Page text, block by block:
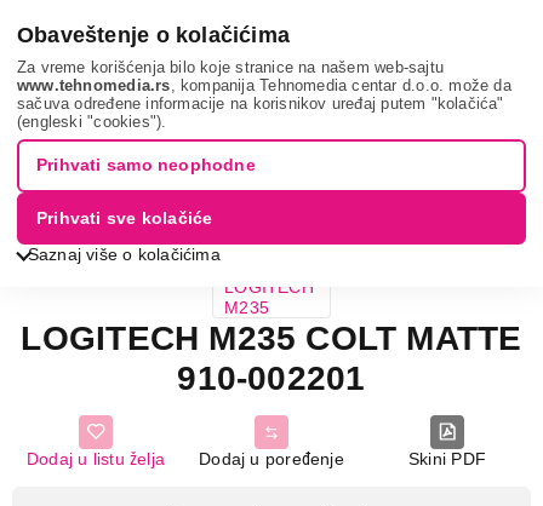
Obaveštenje o kolačićima
Za vreme korišćenja bilo koje stranice na našem web-sajtu
www.tehnomedia.rs , kompanija Tehnomedia centar d.o.o. može da
sačuva određene informacije na korisnikov uređaj putem "kolačića"
(engleski "cookies").
Saznaj više o kolačićima
Prihvati samo neophodne
Prihvati sve kolačiće
It & gaming Periferije Miševi Logitech m235 c...
LOGITECH M235 COLT MATTE
910-002201
Skini PDF
Dodaj u poređenje
Dodaj u listu želja